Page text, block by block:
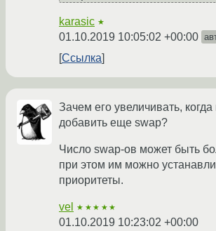
karasic ★
01.10.2019 10:05:02 +00:00
Ссылка
Зачем его увеличивать,
добавить еще swap?
Число swap-ов может быть
при этом им можно
приоритеты.
vel ★★★★★
01.10.2019 10:23:02 +00:00